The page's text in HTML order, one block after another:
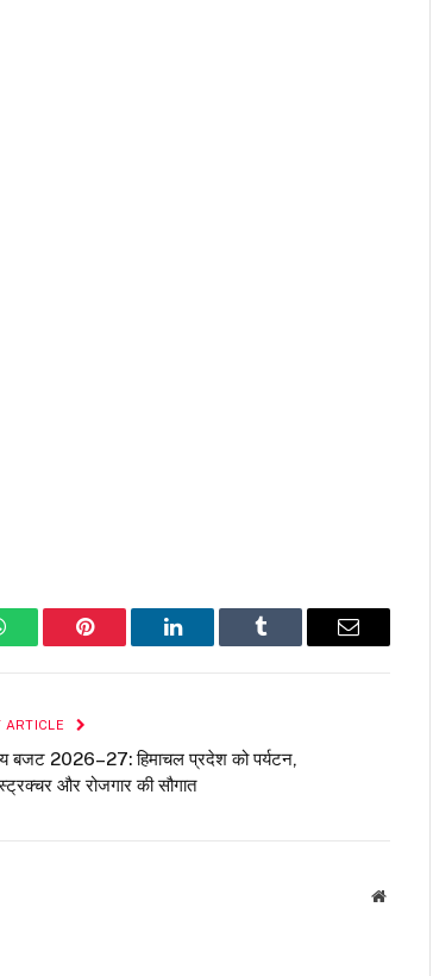
Pinterest LinkedIn Tumblr Email
ARTICLE
बजट 2026–27: हिमाचल प्रदेश को पर्यटन,
और रोजगार की सौगात